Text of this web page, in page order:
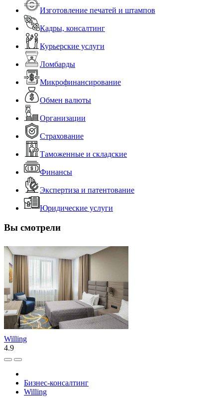
Изготовление печатей и штампов
Кадры, консалтинг
Курьерские услуги
Ломбарды
Микрофинансирование
Обмен валюты
Организации
Страхование
Таможенные и складские
Финансы
Экспертиза и патентование
Юридические услуги
Вы смотрели
Willing
4.9
Бизнес-консалтинг
Willing